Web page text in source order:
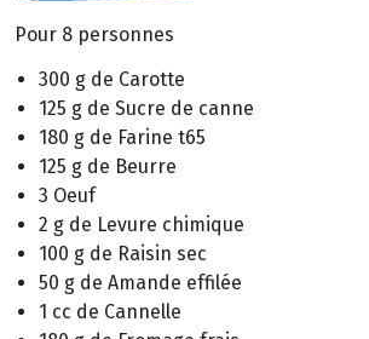
Pour 8 personnes
300 g de Carotte
125 g de Sucre de canne
180 g de Farine t65
125 g de Beurre
3 Oeuf
2 g de Levure chimique
100 g de Raisin sec
50 g de Amande effilée
1 cc de Cannelle